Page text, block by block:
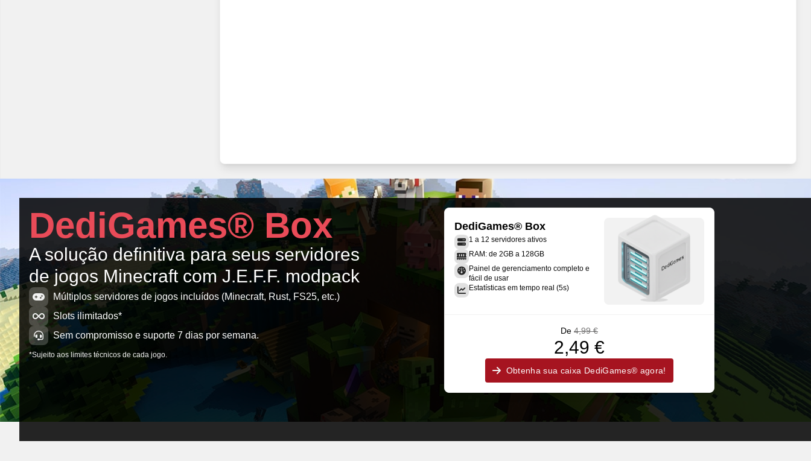
DediGames® Box
A solução definitiva para seus servidores
de jogos Minecraft com J.E.F.F. modpack
Múltiplos servidores de jogos incluídos (Minecraft, Rust, FS25, etc.)
Slots ilimitados*
Sem compromisso e suporte 7 dias por semana.
*Sujeito aos limites técnicos de cada jogo.
DediGames® Box
1 a 12 servidores ativos
RAM: de 2GB a 128GB
Painel de gerenciamento completo e
fácil de usar
Estatísticas em tempo real (5s)
De 4,99 €
2,49 €
Obtenha sua caixa DediGames® agora!